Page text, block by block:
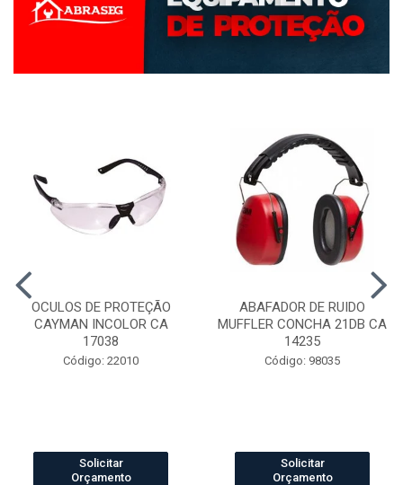
OCULOS DE PROTEÇÃO
CAYMAN INCOLOR CA
17038
Código: 22010
Solicitar
Orçamento
ABAFADOR DE RUIDO
MUFFLER CONCHA 21DB CA
14235
Código: 98035
Solicitar
Orçamento